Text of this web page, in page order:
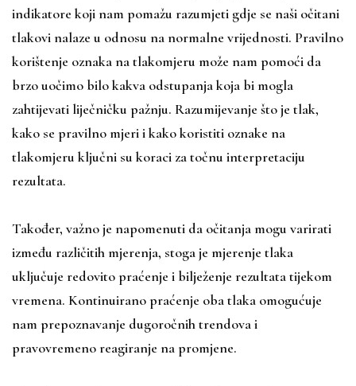
indikatore koji nam pomažu razumjeti gdje se naši očitani
tlakovi nalaze u odnosu na normalne vrijednosti. Pravilno
korištenje oznaka na tlakomjeru može nam pomoći da
brzo uočimo bilo kakva odstupanja koja bi mogla
zahtijevati liječničku pažnju. Razumijevanje što je tlak,
kako se pravilno mjeri i kako koristiti oznake na
tlakomjeru ključni su koraci za točnu interpretaciju
rezultata.
Također, važno je napomenuti da očitanja mogu varirati
između različitih mjerenja, stoga je mjerenje tlaka
uključuje redovito praćenje i bilježenje rezultata tijekom
vremena. Kontinuirano praćenje oba tlaka omogućuje
nam prepoznavanje dugoročnih trendova i
pravovremeno reagiranje na promjene.